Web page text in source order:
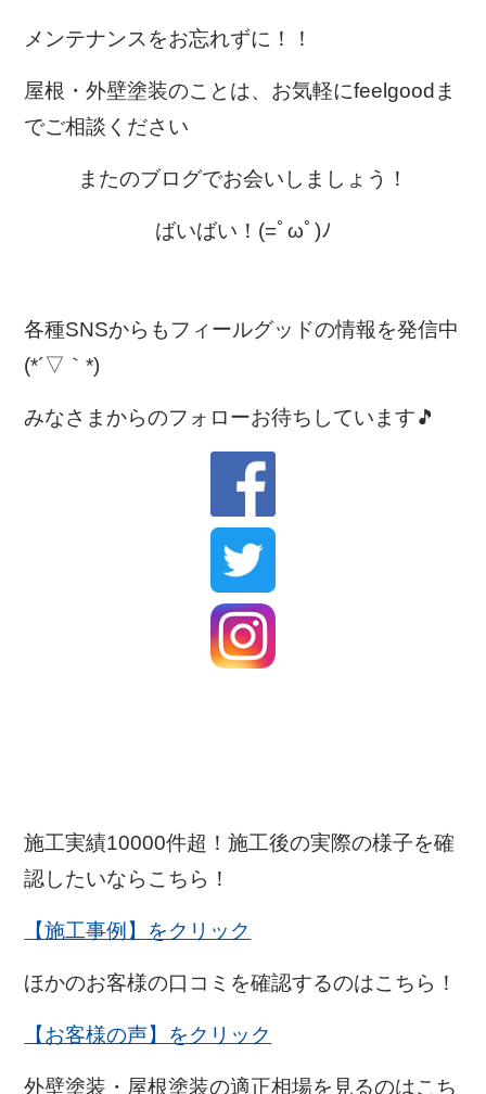
メンテナンスをお忘れずに！！
屋根・外壁塗装のことは、お気軽にfeelgoodま
でご相談ください
またのブログでお会いしましょう！
ばいばい！(=ﾟωﾟ)ﾉ
各種SNSからもフィールグッドの情報を発信中
(*´▽｀*)
みなさまからのフォローお待ちしています🎵
施工実績10000件超！施工後の実際の様子を確
認したいならこちら！
【施工事例】をクリック
ほかのお客様の口コミを確認するのはこちら！
【お客様の声】をクリック
外壁塗装・屋根塗装の適正相場を見るのはこち